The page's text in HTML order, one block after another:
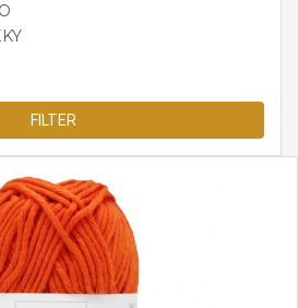
FILTER